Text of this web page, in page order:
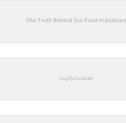
The Truth Behind Our Food Industries
خدمات ترانزیت